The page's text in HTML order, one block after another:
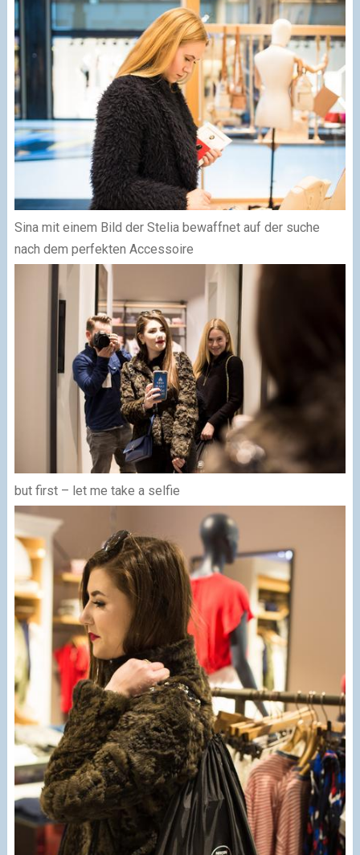
Sina mit einem Bild der Stelia bewaffnet auf der suche
nach dem perfekten Accessoire
but first – let me take a selfie